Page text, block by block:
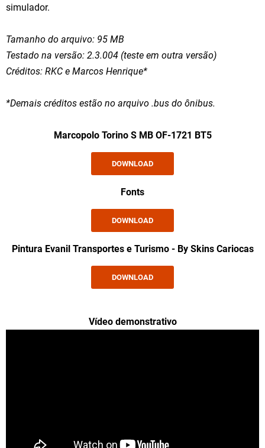
simulador.
Tamanho do arquivo: 95 MB
Testado na versão: 2.3.004 (teste em outra versão)
Créditos: RKC e Marcos Henrique*
*Demais créditos estão no arquivo .bus do ônibus.
Marcopolo Torino S MB OF-1721 BT5
DOWNLOAD
Fonts
DOWNLOAD
Pintura Evanil Transportes e Turismo - By Skins Cariocas
DOWNLOAD
Vídeo demonstrativo